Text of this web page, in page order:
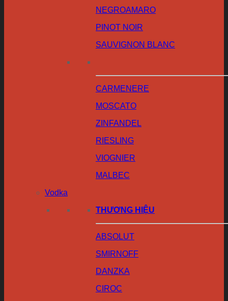
NEGROAMARO
PINOT NOIR
SAUVIGNON BLANC
CARMENERE
MOSCATO
ZINFANDEL
RIESLING
VIOGNIER
MALBEC
Vodka
THƯƠNG HIỆU
ABSOLUT
SMIRNOFF
DANZKA
CIROC